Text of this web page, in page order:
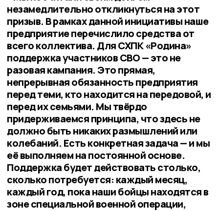
незамедлительно откликнуться на этот
призыв. В рамках данной инициативы наше
предприятие перечислило средства от
всего коллектива. Для СХПК «Родина»
поддержка участников СВО — это не
разовая кампания. Это прямая,
непрерывная обязанность предприятия
перед теми, кто находится на передовой, и
перед их семьями. Мы твёрдо
придерживаемся принципа, что здесь не
должно быть никаких размышлений или
колебаний. Есть конкретная задача — и мы
её выполняем на постоянной основе.
Поддержка будет действовать столько,
сколько потребуется: каждый месяц,
каждый год, пока наши бойцы находятся в
зоне специальной военной операции,